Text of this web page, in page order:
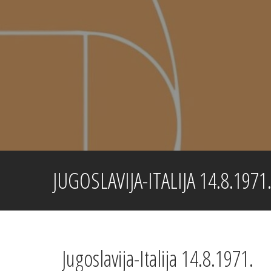
content
JUGOSLAVIJA-ITALIJA 14.8.1971.
Jugoslavija-Italija 14.8.1971.